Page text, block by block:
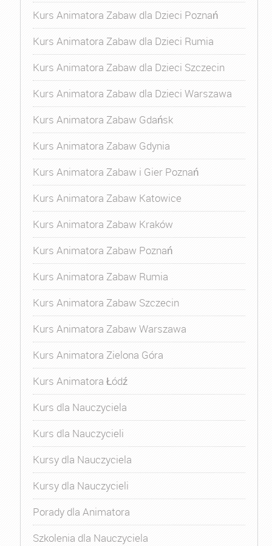
Kurs Animatora Zabaw dla Dzieci Poznań
Kurs Animatora Zabaw dla Dzieci Rumia
Kurs Animatora Zabaw dla Dzieci Szczecin
Kurs Animatora Zabaw dla Dzieci Warszawa
Kurs Animatora Zabaw Gdańsk
Kurs Animatora Zabaw Gdynia
Kurs Animatora Zabaw i Gier Poznań
Kurs Animatora Zabaw Katowice
Kurs Animatora Zabaw Kraków
Kurs Animatora Zabaw Poznań
Kurs Animatora Zabaw Rumia
Kurs Animatora Zabaw Szczecin
Kurs Animatora Zabaw Warszawa
Kurs Animatora Zielona Góra
Kurs Animatora Łódź
Kurs dla Nauczyciela
Kurs dla Nauczycieli
Kursy dla Nauczyciela
Kursy dla Nauczycieli
Porady dla Animatora
Szkolenia dla Nauczyciela